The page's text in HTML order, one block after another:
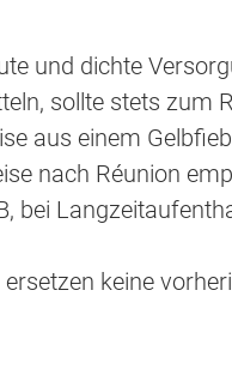
und dichte
sollte stets zum
aus einem
nach Réunion
bei
keine